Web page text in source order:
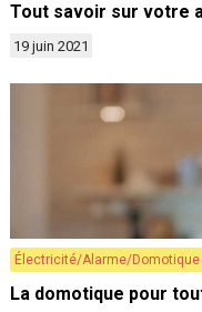
Tout savoir sur votre
19 juin 2021
Électricité/Alarme/Domotique
La domotique pour